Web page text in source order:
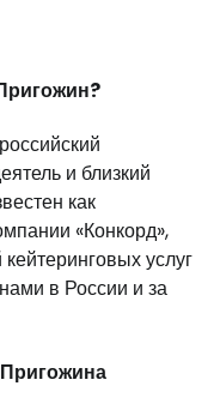
и близкий
как
«Конкорд»,
услуг
в России и за